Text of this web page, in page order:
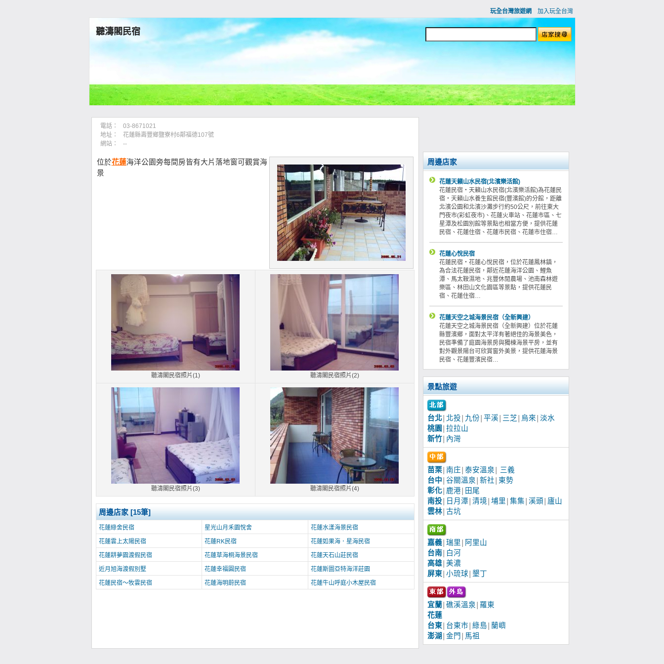
玩全台灣旅遊網 加入玩全台灣
聽濤閣民宿
電話：
03-8671021
地址：
花蓮縣壽豐鄉鹽寮村6鄰福德107號
網站：
--
位於花蓮海洋公園旁每間房皆有大片落地窗可觀賞海
景
聽濤閣民宿照片(1) 聽濤閣民宿照片(2)
聽濤閣民宿照片(3) 聽濤閣民宿照片(4)
周邊店家 [15筆]
花蓮綠舍民宿 星光山月禾園悅舍
花蓮水漾海景民宿
花蓮雲上太陽民宿
花蓮RK民宿
花蓮如果海．星海民宿
花蓮耕夢園渡假民宿
花蓮草海桐海景民宿
花蓮天石山莊民宿
近月旭海渡假別墅
花蓮幸福圓民宿
花蓮斯圖亞特海洋莊園
花蓮民宿～牧雲民宿
花蓮海明蔚民宿 花蓮牛山呼庭小木屋民宿
周邊店家
花蓮天籟山水民宿(北濱樂活館)
花蓮民宿‧天籟山水民宿(北濱樂活館)為花蓮民
宿‧天籟山水養生館民宿(豐濱館)的分館，距離
北濱公園和北濱沙灘步行約50公尺，前往東大
門夜市(彩虹夜市)、花蓮火車站、花蓮市區、七
星潭及松園別館等景點也相當方便，提供花蓮
民宿、花蓮住宿、花蓮市民宿、花蓮市住宿…
花蓮心悅民宿
花蓮民宿‧花蓮心悅民宿，位於花蓮鳳林鎮，
為合法花蓮民宿，鄰近花蓮海洋公園、鯉魚
潭、馬太鞍濕地、兆豐休閒農場、池南森林遊
樂區、林田山文化園區等景點，提供花蓮民
宿、花蓮住宿…
花蓮天空之城海景民宿（全新興建）
花蓮天空之城海景民宿（全新興建）位於花蓮
縣豐濱鄉，面對太平洋有著絕佳的海景美色，
民宿準備了庭園海景房與獨棟海景平房，並有
對外觀景陽台可欣賞窗外美景，提供花蓮海景
民宿、花蓮豐濱民宿…
景點旅遊
台北│ 北投 九份 平溪 三芝 烏來 淡水
桃園
拉拉山
新竹 內灣
苗栗│ 南庄 泰安溫泉
三義
台中 谷關溫泉 新社
東勢
彰化│ 鹿港│
田尾
南投│ 日月潭 清境 埔里 集集 溪頭
廬山
雲林│ 古坑
嘉義│ 瑞里
阿里山
台南
白河
高雄│ 美濃
屏東 小琉球 墾丁
宜蘭 礁溪溫泉
羅東
花蓮
台東 台東市 綠島
蘭嶼
澎湖
金門 馬祖